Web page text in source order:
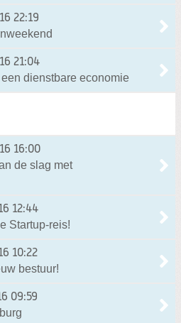
22:19
21:04
dienstbare economie
16:00
de slag met
12:44
Startup-reis!
10:22
bestuur!
09:59